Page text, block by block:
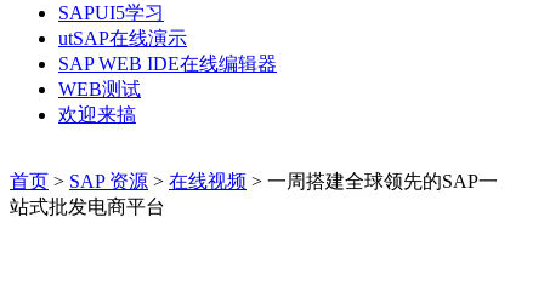
SAPUI5学习
utSAP在线演示
SAP WEB IDE在线编辑器
WEB测试
欢迎来搞
首页 > SAP 资源 > 在线视频 > 一周搭建全球领先的SAP一
站式批发电商平台